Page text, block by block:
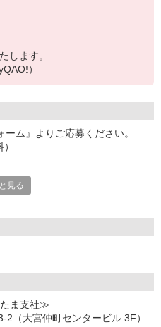
します。
）
ーム』よりご応募ください。
けるとスムーズです。
間受付中です！
ださい。
見る
ま支社≫
（大宮仲町センタービル 3F）